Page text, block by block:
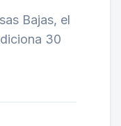
Bajas, el
30